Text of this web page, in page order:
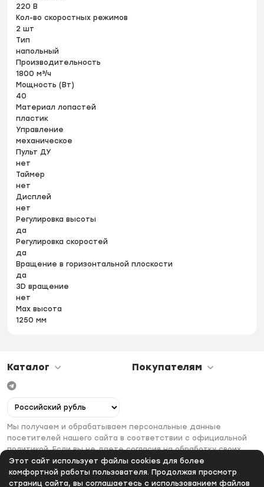
Этот сайт использует файлы cookies для более
комфортной работы пользователя. Продолжая просмотр
страниц сайта, вы соглашаетесь с использованием файлов
220 В
Кол-во скоростных режимов
2 шт
Тип
напольный
Производительность
1800 м³/ч
Мощность (Вт)
40
Материал лопастей
пластик
Управление
механическое
Пульт ДУ
нет
Таймер
нет
Дисплей
нет
Регулировка высоты
да
Регулировка скоростей
да
Вращение в горизонтальной плоскости
да
3D вращение
нет
Max высота
1250 мм
Каталог Покупателям
Мы получаем и обрабатываем персональные данные
посетителей нашего сайта в соответствии с официальной
политикой. Если вы не даете согласия на обработку своих
персональных данных, вам необходимо покинуть наш сайт.